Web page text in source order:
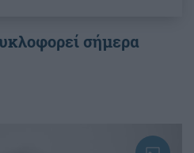
σήμερα